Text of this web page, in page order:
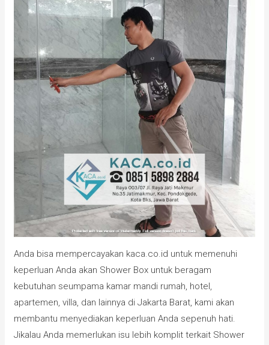
Anda bisa mempercayakan kaca.co.id untuk memenuhi
keperluan Anda akan Shower Box untuk beragam
kebutuhan seumpama kamar mandi rumah, hotel,
apartemen, villa, dan lainnya di Jakarta Barat, kami akan
membantu menyediakan keperluan Anda sepenuh hati.
Jikalau Anda memerlukan isu lebih komplit terkait Shower